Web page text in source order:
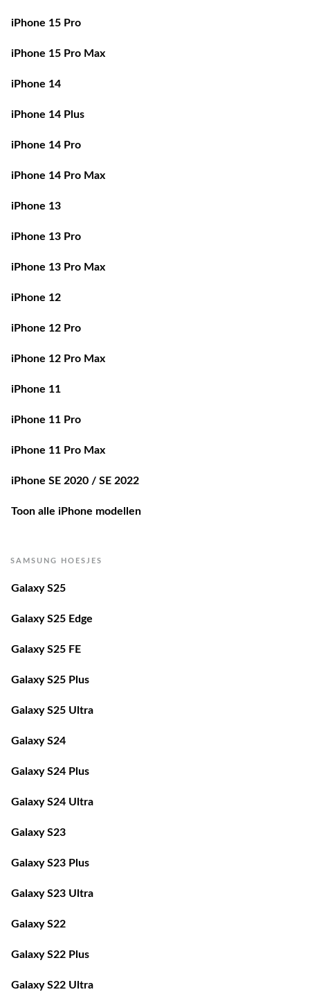
iPhone 15 Pro
iPhone 15 Pro Max
iPhone 14
iPhone 14 Plus
iPhone 14 Pro
iPhone 14 Pro Max
iPhone 13
iPhone 13 Pro
iPhone 13 Pro Max
iPhone 12
iPhone 12 Pro
iPhone 12 Pro Max
iPhone 11
iPhone 11 Pro
iPhone 11 Pro Max
iPhone SE 2020 / SE 2022
Toon alle iPhone modellen
SAMSUNG HOESJES
Galaxy S25
Galaxy S25 Edge
Galaxy S25 FE
Galaxy S25 Plus
Galaxy S25 Ultra
Galaxy S24
Galaxy S24 Plus
Galaxy S24 Ultra
Galaxy S23
Galaxy S23 Plus
Galaxy S23 Ultra
Galaxy S22
Galaxy S22 Plus
Galaxy S22 Ultra